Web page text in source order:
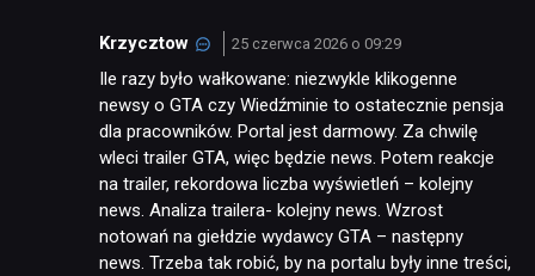
Krzycztow 25 czerwca 2026 o 09:29
Ile razy było wałkowane: niezwykle klikogenne
newsy o GTA czy Wiedźminie to ostatecznie pensja
dla pracowników. Portal jest darmowy. Za chwilę
wleci trailer GTA, więc będzie news. Potem reakcje
na trailer, rekordowa liczba wyświetleń – kolejny
news. Analiza trailera- kolejny news. Wzrost
notowań na giełdzie wydawcy GTA – następny
news. Trzeba tak robić, by na portalu były inne treści,